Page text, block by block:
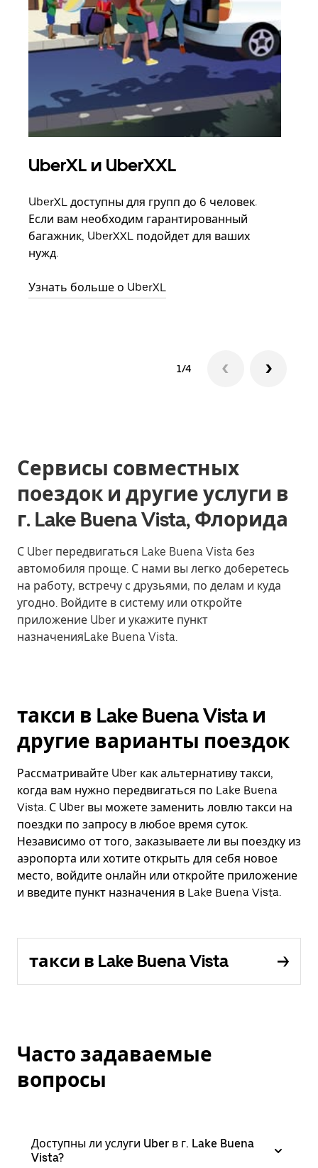
UberXL и UberXXL
UberXL доступны для групп до 6 человек.
Если вам необходим гарантированный
багажник, UberXXL подойдет для ваших
нужд.
Узнать больше о UberXL
1/4
Сервисы совместных
поездок и другие услуги в
г. Lake Buena Vista, Флорида
С Uber передвигаться Lake Buena Vista без
автомобиля проще. С нами вы легко доберетесь
на работу, встречу с друзьями, по делам и куда
угодно. Войдите в систему или откройте
приложение Uber и укажите пункт
назначенияLake Buena Vista.
такси в Lake Buena Vista и
другие варианты поездок
Рассматривайте Uber как альтернативу такси,
когда вам нужно передвигаться по Lake Buena
Vista. С Uber вы можете заменить ловлю такси на
поездки по запросу в любое время суток.
Независимо от того, заказываете ли вы поездку из
аэропорта или хотите открыть для себя новое
место, войдите онлайн или откройте приложение
и введите пункт назначения в Lake Buena Vista.
такси в Lake Buena Vista
Часто задаваемые
вопросы
Доступны ли услуги Uber в г. Lake Buena
Vista?